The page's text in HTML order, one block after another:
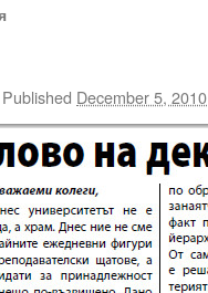
Published December 5, 2010